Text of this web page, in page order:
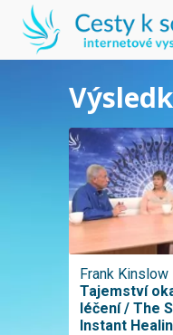
Frank Kinslow
Tajemství
léčení / The
Instant